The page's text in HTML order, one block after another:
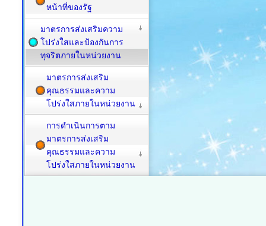
หน้าที่ของรัฐ
มาตรการส่งเสริมความ
โปร่งใสและป้องกันการ
ทุจริตภายในหน่วยงาน
มาตรการส่งเสริม
คุณธรรมและความ
โปร่งใสภายในหน่วยงาน
การดำเนินการตาม
มาตรการส่งเสริม
คุณธรรมและความ
โปร่งใสภายในหน่วยงาน